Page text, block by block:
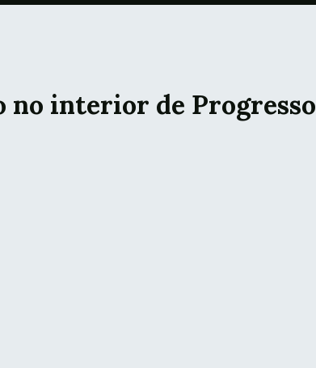
interior de Progresso